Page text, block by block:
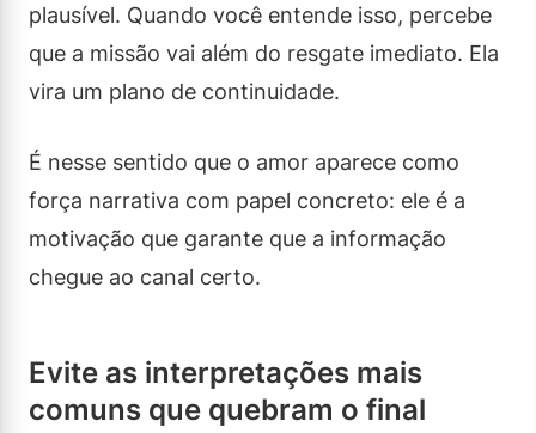
plausível. Quando você entende isso, percebe
que a missão vai além do resgate imediato. Ela
vira um plano de continuidade.
É nesse sentido que o amor aparece como
força narrativa com papel concreto: ele é a
motivação que garante que a informação
chegue ao canal certo.
Evite as interpretações mais
comuns que quebram o final